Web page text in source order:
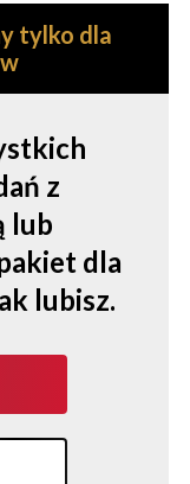
tylko dla
z
lub
dla
lubisz.